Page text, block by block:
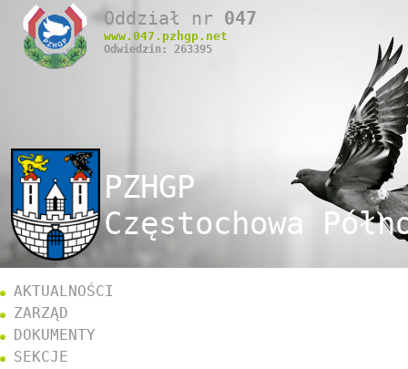
Oddział nr 047
www. 047 .pzhgp.net
Odwiedzin: 263395
PZHGP
Częstochowa
AKTUALNOŚCI
ZARZĄD
DOKUMENTY
SEKCJE